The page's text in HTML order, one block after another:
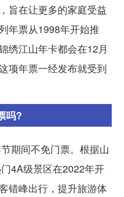
旨在让更多的家庭受益
年票从1998年开始推
绣江山年卡都会在12月
项年票一经发布就受到
吗?
期间不免门票。根据山
4A级景区在2022年开
错峰出行，提升旅游体